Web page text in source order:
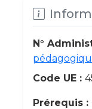
N°
Code UE :
Prérequis :